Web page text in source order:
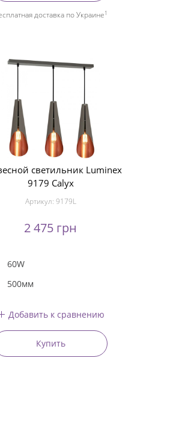
доставка по Украине1
светильник Luminex
9179 Calyx
Артикул: 9179L
2 475 грн
60W
500мм
Добавить к сравнению
Купить